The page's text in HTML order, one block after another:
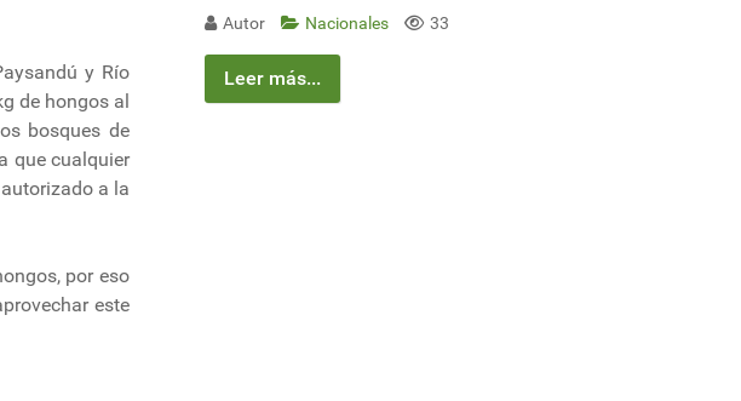
y Río
de hongos al
bosques de
que cualquier
a la
por eso
este
Autor Nacionales 33
Leer más...